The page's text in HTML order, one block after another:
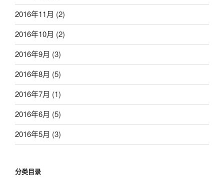
2016年11月 (2)
2016年10月 (2)
2016年9月 (3)
2016年8月 (5)
2016年7月 (1)
2016年6月 (5)
2016年5月 (3)
分类目录